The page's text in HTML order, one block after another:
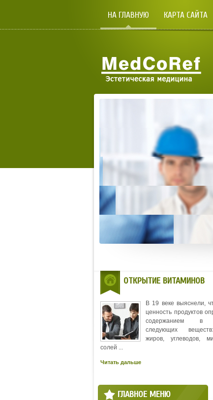
НА ГЛАВНУЮ КАРТА САЙТА
ОТКРЫТИЕ ВИТАМИНОВ
В 19 веке выяснели,
ценность продуктов
содержанием в
следующих
жиров, углеводов,
солей ...
Читать дальше
ГЛАВНОЕ МЕНЮ